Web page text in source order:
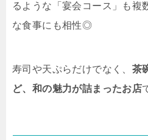
るような「宴会コース」も複
な食事にも相性◎
寿司や天ぷらだけでなく、 茶
ど、和の魅力が詰まったお店